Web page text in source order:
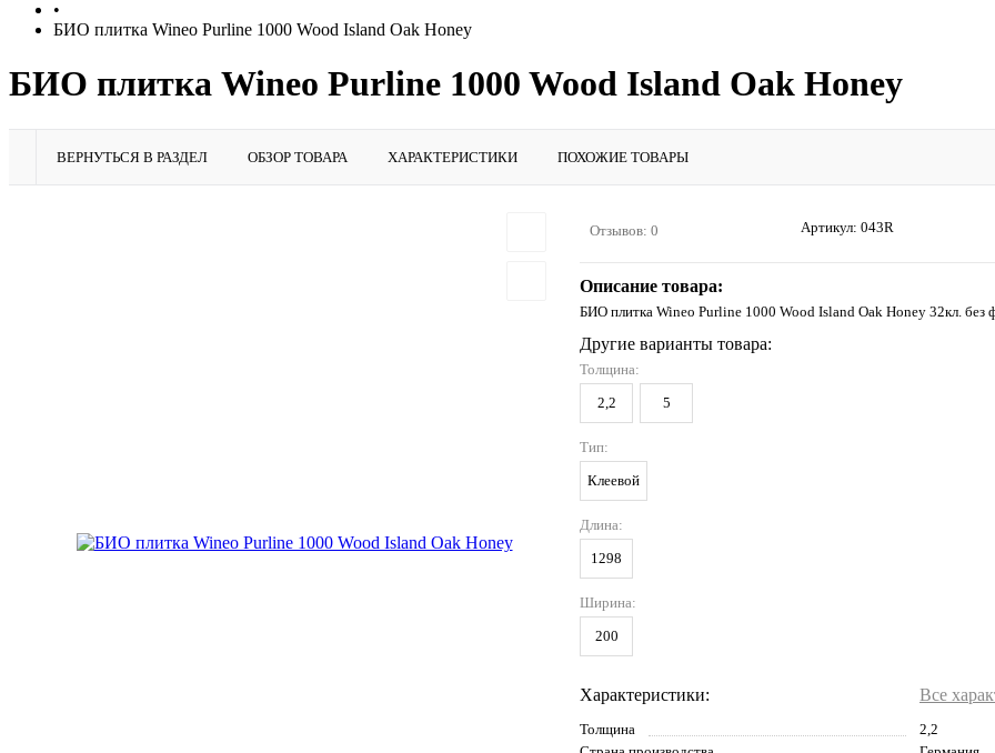
•
БИО плитка Wineo Purline 1000 Wood Island Oak Honey
БИО плитка Wineo Purline 1000 Wood Island Oak Honey
ВЕРНУТЬСЯ В РАЗДЕЛ ОБЗОР ТОВАРА ХАРАКТЕРИСТИКИ ПОХОЖИЕ ТОВАРЫ
Отзывов: 0 Артикул: 043R
Описание товара:
БИО плитка Wineo Purline 1000 Wood Island Oak Honey 32кл. без
Другие варианты товара:
Толщина:
2,2
5
Тип:
Клеевой
Длина:
1298
Ширина:
200
Характеристики: Все
Толщина
2,2